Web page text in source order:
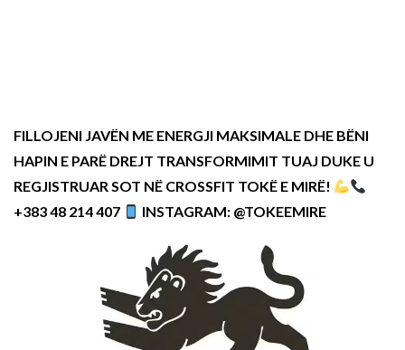
FILLOJENI JAVËN ME ENERGJI MAKSIMALE DHE BËNI
HAPIN E PARË DREJT TRANSFORMIMIT TUAJ DUKE U
REGJISTRUAR SOT NË CROSSFIT TOKË E MIRË!
+383 48 214 407
INSTAGRAM: @TOKEEMIRE